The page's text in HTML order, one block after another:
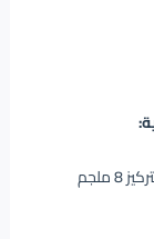
حبوب زيفو (xefo tab) تحتوى على لورنوكسيكام بتركيز 8 ملجم